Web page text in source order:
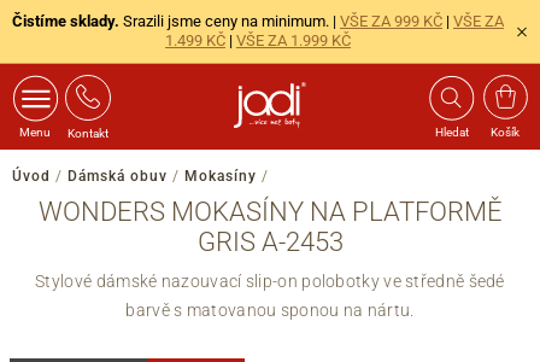
Čistíme sklady. Srazili jsme ceny na minimum. | VŠE ZA 999 KČ | VŠE ZA
1.499 KČ | VŠE ZA 1.999 KČ
Menu Kontakt Hledat Košík
Úvod / Dámská obuv / Mokasíny /
WONDERS MOKASÍNY NA PLATFORMĚ
GRIS A-2453
Stylové dámské nazouvací slip-on polobotky ve středně šedé
barvě s matovanou sponou na nártu.